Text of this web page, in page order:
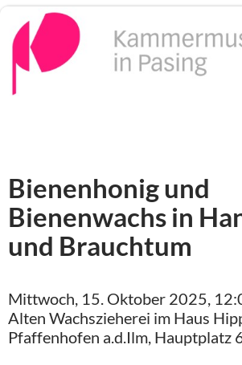
Inhalt
springen
Bienenhonig und
Bienenwachs in
und Brauchtum
Mittwoch, 15. Oktober 2025,
Alten Wachszieherei im Haus
Pfaffenhofen a.d.Ilm, Hauptplatz